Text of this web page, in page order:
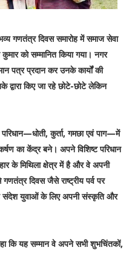
गणतंत्र दिवस समारोह में समाज सेवा
को सम्मानित किया गया। नगर
पत्र प्रदान कर उनके कार्यों की
द्वारा किए जा रहे छोटे-छोटे लेकिन
कुर्ता, गमछा एवं पाग—में
का केंद्र बने। अपने विशिष्ट परिधान
के मिथिला क्षेत्र में है और वे अपनी
दिवस जैसे राष्ट्रीय पर्व पर
संदेश युवाओं के लिए अपनी संस्कृति और
कि यह सम्मान वे अपने सभी शुभचिंतकों,